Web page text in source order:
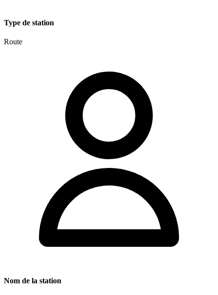
Type de station
Route
Nom de la station